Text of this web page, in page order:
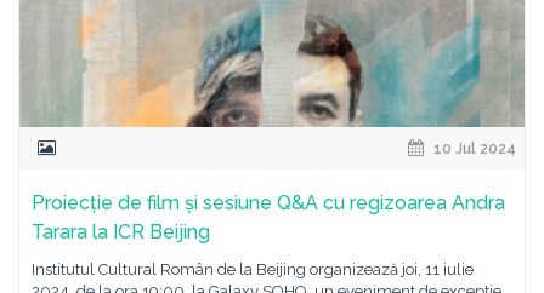
10 Jul 2024
Proiecție de film și sesiune Q&A cu regizoarea Andra
Tarara la ICR Beijing
Institutul Cultural Român de la Beijing organizează joi, 11 iulie